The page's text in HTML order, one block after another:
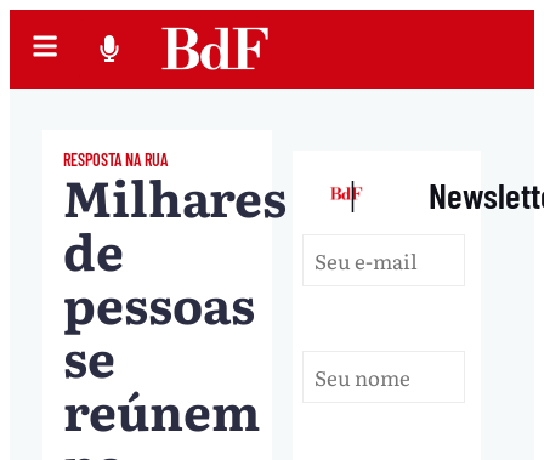
RESPOSTA NA RUA
Milhares
de
pessoas
se
reúnem
|